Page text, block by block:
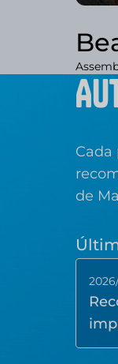
Cada
de